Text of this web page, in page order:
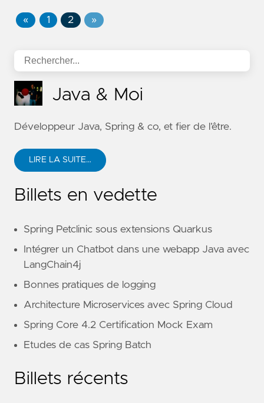
« 1 2 »
Java & Moi
Développeur Java, Spring & co, et fier de l’être.
LIRE LA SUITE…
Billets en vedette
Spring Petclinic sous extensions Quarkus
Intégrer un Chatbot dans une webapp Java avec
LangChain4j
Bonnes pratiques de logging
Architecture Microservices avec Spring Cloud
Spring Core 4.2 Certification Mock Exam
Etudes de cas Spring Batch
Billets récents